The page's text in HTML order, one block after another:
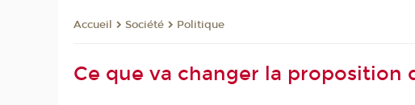
Accueil Société Politique
Ce que va changer la